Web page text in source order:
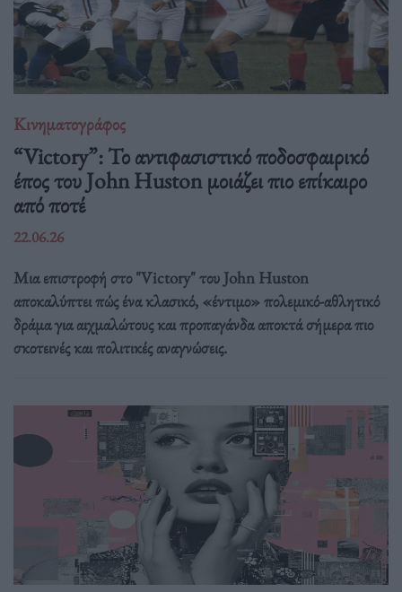
Κινηματογράφος
“Victory”: Το αντιφασιστικό ποδοσφαιρικό
έπος του John Huston μοιάζει πιο επίκαιρο
από ποτέ
22.06.26
Μια επιστροφή στο "Victory" του John Huston
αποκαλύπτει πώς ένα κλασικό, «έντιμο» πολεμικό-αθλητικό
δράμα για αιχμαλώτους και προπαγάνδα αποκτά σήμερα πιο
σκοτεινές και πολιτικές αναγνώσεις.